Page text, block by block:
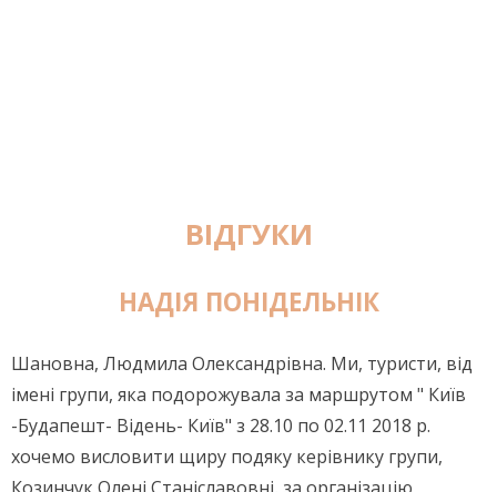
ВІДГУКИ
НАДІЯ ПОНІДЕЛЬНІК
Шановна, Людмила Олександрівна. Ми, туристи, від
імені групи, яка подорожувала за маршрутом " Київ
-Будапешт- Відень- Київ" з 28.10 по 02.11 2018 р.
хочемо висловити щиру подяку керівнику групи,
Козинчук Олені Станіславовні, за організацію